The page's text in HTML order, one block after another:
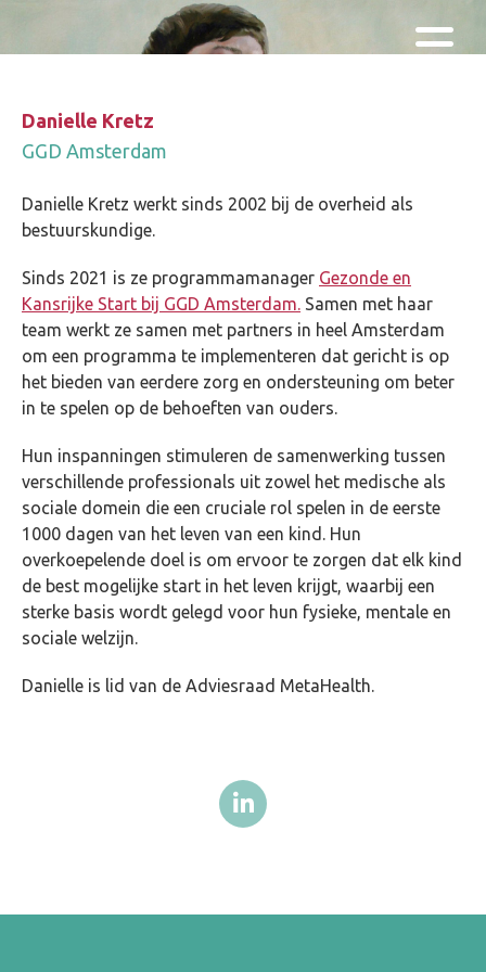
Skip and go to content
Directly to navigation
Danielle Kretz
GGD Amsterdam
Danielle Kretz werkt sinds 2002 bij de overheid als
bestuurskundige.
Sinds 2021 is ze programmamanager Gezonde en
Kansrijke Start bij GGD Amsterdam. Samen met haar
team werkt ze samen met partners in heel Amsterdam
om een programma te implementeren dat gericht is op
het bieden van eerdere zorg en ondersteuning om beter
in te spelen op de behoeften van ouders.
Hun inspanningen stimuleren de samenwerking tussen
verschillende professionals uit zowel het medische als
sociale domein die een cruciale rol spelen in de eerste
1000 dagen van het leven van een kind. Hun
overkoepelende doel is om ervoor te zorgen dat elk kind
de best mogelijke start in het leven krijgt, waarbij een
sterke basis wordt gelegd voor hun fysieke, mentale en
sociale welzijn.
Danielle is lid van de Adviesraad MetaHealth.